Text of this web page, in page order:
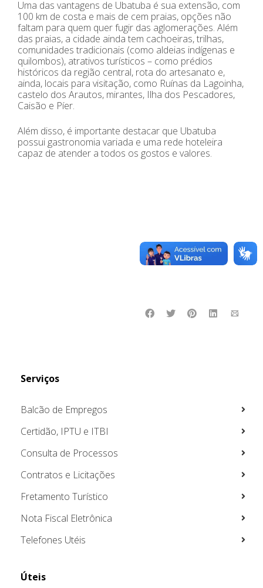
Uma das vantagens de Ubatuba é sua extensão, com
100 km de costa e mais de cem praias, opções não
faltam para quem quer fugir das aglomerações. Além
das praias, a cidade ainda tem cachoeiras, trilhas,
comunidades tradicionais (como aldeias indígenas e
quilombos), atrativos turísticos – como prédios
históricos da região central, rota do artesanato e,
ainda, locais para visitação, como Ruínas da Lagoinha,
castelo dos Arautos, mirantes, Ilha dos Pescadores,
Caisão e Píer.
Além disso, é importante destacar que Ubatuba
possui gastronomia variada e uma rede hoteleira
capaz de atender a todos os gostos e valores.
Serviços
Balcão de Empregos
Certidão, IPTU e ITBI
Consulta de Processos
Contratos e Licitações
Fretamento Turístico
Nota Fiscal Eletrônica
Telefones Utéis
Úteis